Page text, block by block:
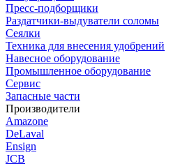
Пресс-подборщики
Раздатчики-выдуватели соломы
Сеялки
Техника для внесения удобрений
Навесное оборудование
Промышленное оборудование
Сервис
Запасные части
Производители
Amazone
DeLaval
Ensign
JCB